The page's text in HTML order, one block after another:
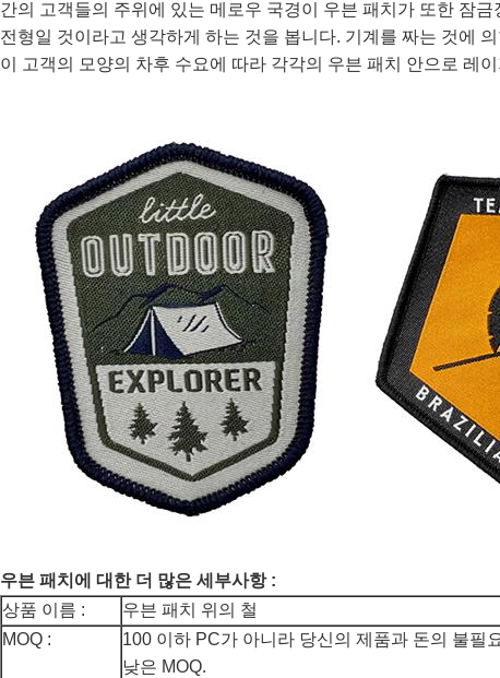
간의 고객들의 주위에 있는 메로우 국경이 우븐 패치가 또한 잠
전형일 것이라고 생각하게 하는 것을 봅니다. 기계를 짜는 것에
이 고객의 모양의 차후 수요에 따라 각각의 우븐 패치 안으로 레
우븐 패치에 대한 더 많은 세부사항 :
상품 이름 :
우븐 패치 위의 철
MOQ :
100 이하 PC가 아니라 당신의 제품과 돈의 불필
낮은 MOQ.